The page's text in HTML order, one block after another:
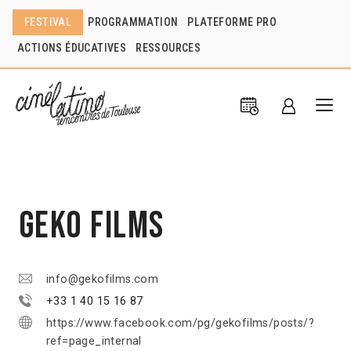
FESTIVAL PROGRAMMATION PLATEFORME PRO
ACTIONS ÉDUCATIVES RESSOURCES
Geko Films
info@gekofilms.com
+33 1 40 15 16 87
https://www.facebook.com/pg/gekofilms/posts/?
ref=page_internal